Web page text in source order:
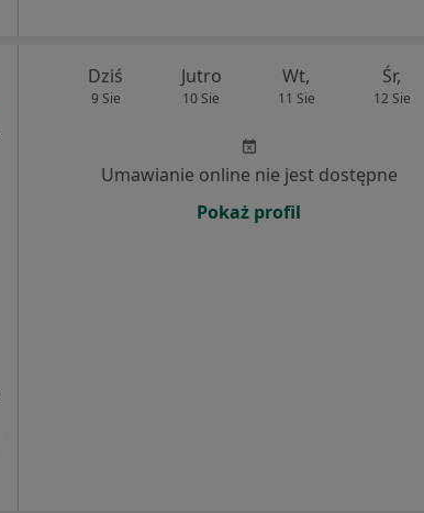
Dziś
9 Sie
Jutro
10 Sie
Wt,
11 Sie
Śr,
12 Sie
Umawianie online nie jest dostępne
Pokaż profil